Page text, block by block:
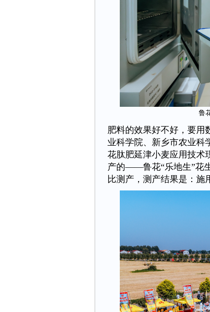
鲁
肥料的效果好不好，要用
业科学院、新乡市农业科
花肽肥延津小麦应用技术
产的——鲁花“乐地生”花
比测产，测产结果是：施